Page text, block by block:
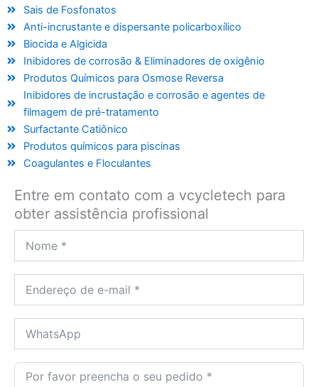
Sais de Fosfonatos
Anti-incrustante e dispersante policarboxílico
Biocida e Algicida
Inibidores de corrosão & Eliminadores de oxigênio
Produtos Químicos para Osmose Reversa
Inibidores de incrustação e corrosão e agentes de
filmagem de pré-tratamento
Surfactante Catiônico
Produtos químicos para piscinas
Coagulantes e Floculantes
Entre em contato com a vcycletech para
obter assistência profissional